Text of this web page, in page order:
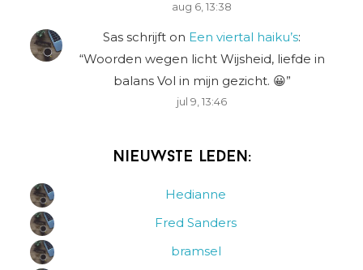
aug 6, 13:38
Sas schrijft on Een viertal haiku’s:
“Woorden wegen licht Wijsheid, liefde in
balans Vol in mijn gezicht. 😀”
jul 9, 13:46
Nieuwste leden:
Hedianne
Fred Sanders
bramsel